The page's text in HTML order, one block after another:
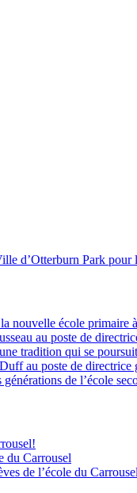
d’Otterburn Park
nouvelle école primaire
au poste de
tradition qui se
au poste de directrice
générations de l’école
du Carrousel
de l’école du Carrousel